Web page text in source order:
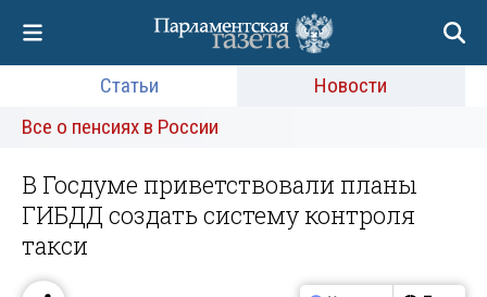
Статьи
Новости
Все о пенсиях в России
В Госдуме приветствовали планы
ГИБДД создать систему контроля
такси